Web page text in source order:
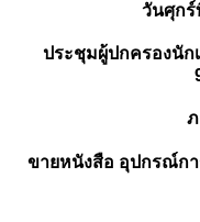
วันศุกร์
ประชุมผู้ปกครองนัก
ขายหนังสือ อุปกรณ์กา